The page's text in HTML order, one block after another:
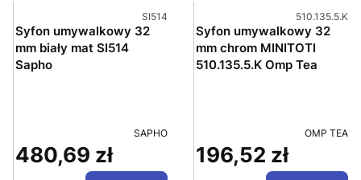
Kod produktu
SI514
Syfon umywalkowy 32
mm biały mat SI514
Sapho
PRODUCENT
SAPHO
Cena
480,69 zł
Kod produktu
510.135.5.K
Syfon umywalkowy 32
mm chrom MINITOTI
510.135.5.K Omp Tea
OMP TEA
Cena
196,52 zł